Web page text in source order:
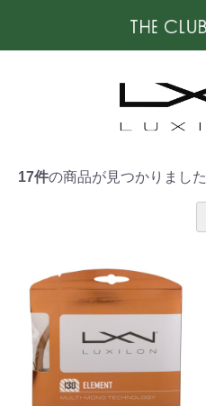
17件の商品が見つかりました